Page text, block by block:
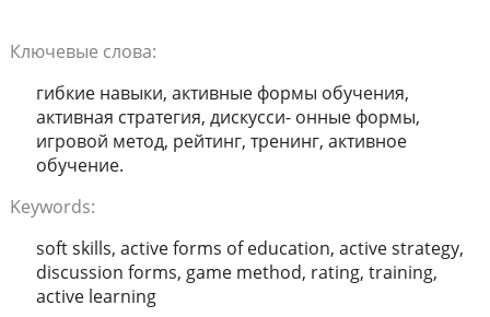
Ключевые слова:
гибкие навыки, активные формы обучения,
активная стратегия, дискусси- онные формы,
игровой метод, рейтинг, тренинг, активное
обучение.
Keywords:
soft skills, active forms of education, active strategy,
discussion forms, game method, rating, training,
active learning